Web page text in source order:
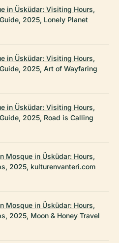
in Üsküdar: Visiting Hours,
2025, Lonely Planet
in Üsküdar: Visiting Hours,
2025, Art of Wayfaring
in Üsküdar: Visiting Hours,
2025, Road is Calling
Mosque in Üsküdar: Hours,
2025, kulturenvanteri.com
Mosque in Üsküdar: Hours,
2025, Moon & Honey Travel